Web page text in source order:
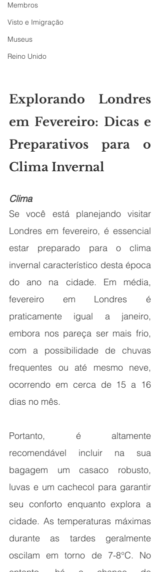
Membros
Visto e Imigração
Museus
Reino Unido
Explorando Londres
em Fevereiro: Dicas e
Preparativos para o
Clima Invernal
Clima
Se você está planejando visitar
Londres em fevereiro, é essencial
estar preparado para o clima
invernal característico desta época
do ano na cidade. Em média,
fevereiro em Londres é
praticamente igual a janeiro,
embora nos pareça ser mais frio,
com a possibilidade de chuvas
frequentes ou até mesmo neve,
ocorrendo em cerca de 15 a 16
dias no mês.
Portanto, é altamente
recomendável incluir na sua
bagagem um casaco robusto,
luvas e um cachecol para garantir
seu conforto enquanto explora a
cidade. As temperaturas máximas
durante as tardes geralmente
oscilam em torno de 7-8°C. No